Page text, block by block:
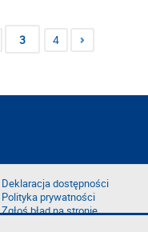
3 4
Deklaracja dostępności
Polityka prywatności
Zgłoś błąd na stronie